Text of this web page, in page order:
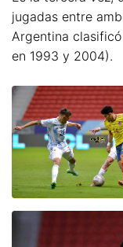
jugadas entre
Argentina
en 1993 y 2004).